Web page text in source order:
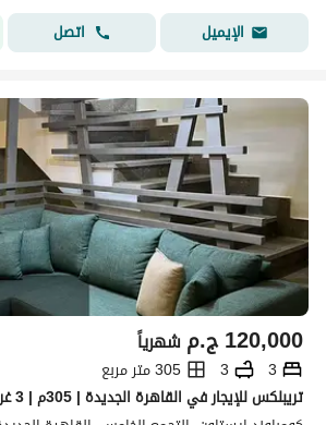
الإيميل
اتصل
ج.م120,000 شهرياً
3
3
305 متر مربع